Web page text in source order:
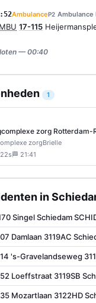
AmbulanceP2 Ambulance
17-115
— 00:40
1
zorg Rotterdam-
zorgBrielle
🏁 21:41
in
Singel Schiedam
Damlaan 3119AC
's-Gravelandseweg
Loeffstraat 3119SB
Mozartlaan 3122HD